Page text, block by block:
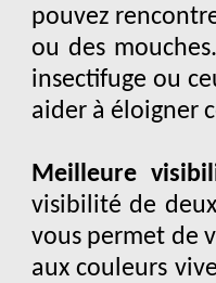
pouvez
ou des
insectifuge ou
aider à éloigner
Meilleure
visibilité de
vous permet de
aux couleurs